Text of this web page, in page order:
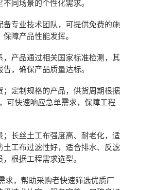
同场景的个性化需求。
专业技术团队，可提供免费的施
障产品性能发挥。
产品通过相关国家标准检测，其
，确保产品质量达标。
定制规格的产品，供货周期根据
可快速响应急单需求，保障工程
长丝土工布强度高、耐老化，适
工布过滤性好，适合排水、反滤
根据工程需求选型。
求，帮助采购者快速筛选优质厂